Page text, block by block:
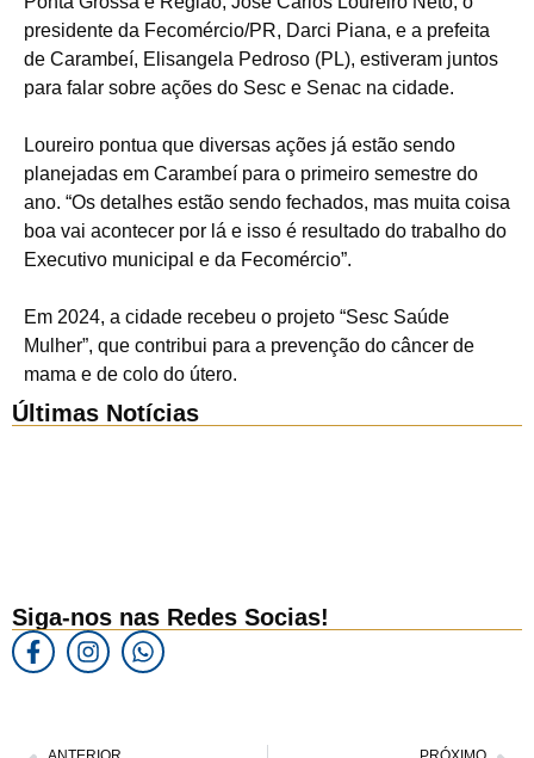
presidente da Fecomércio/PR, Darci Piana, e a prefeita
de Carambeí, Elisangela Pedroso (PL), estiveram juntos
para falar sobre ações do Sesc e Senac na cidade.
Loureiro pontua que diversas ações já estão sendo
planejadas em Carambeí para o primeiro semestre do
ano. “Os detalhes estão sendo fechados, mas muita coisa
boa vai acontecer por lá e isso é resultado do trabalho do
Executivo municipal e da Fecomércio”.
Em 2024, a cidade recebeu o projeto “Sesc Saúde
Mulher”, que contribui para a prevenção do câncer de
mama e de colo do útero.
Últimas Notícias
Siga-nos nas Redes Socias!